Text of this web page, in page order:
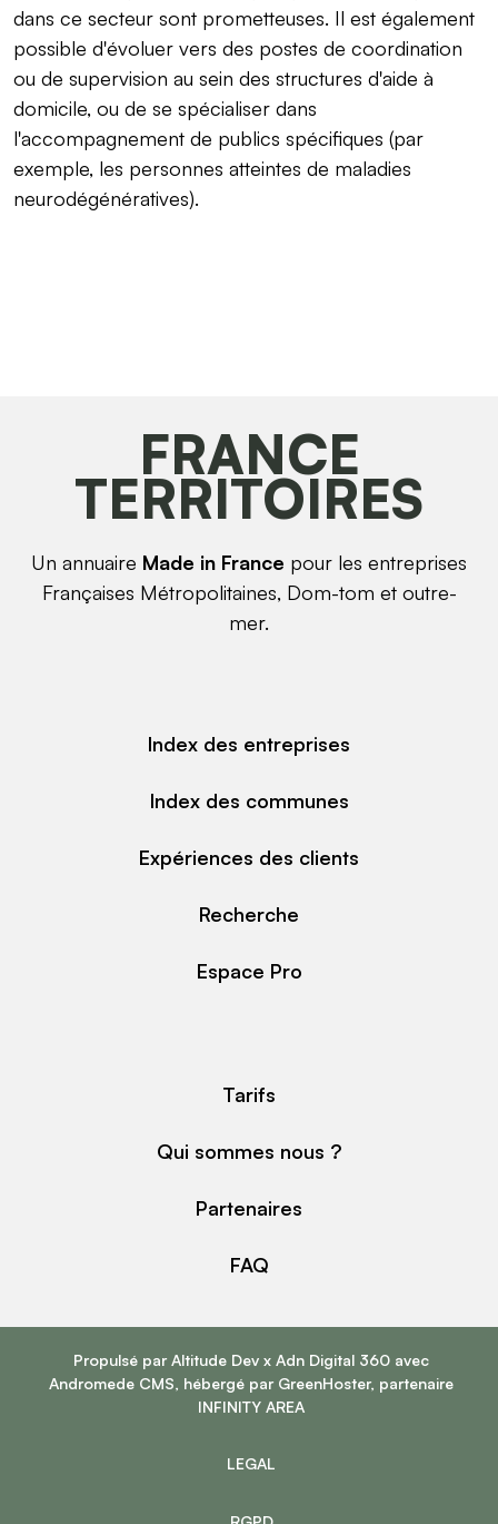
dans ce secteur sont prometteuses. Il est également
possible d'évoluer vers des postes de coordination
ou de supervision au sein des structures d'aide à
domicile, ou de se spécialiser dans
l'accompagnement de publics spécifiques (par
exemple, les personnes atteintes de maladies
neurodégénératives).
FRANCE
TERRITOIRES
Un annuaire Made in France pour les entreprises
Françaises Métropolitaines, Dom-tom et outre-
mer.
Index des entreprises
Index des communes
Expériences des clients
Recherche
Espace Pro
Tarifs
Qui sommes nous ?
Partenaires
FAQ
Propulsé par Altitude Devx Adn Digital 360avec
Andromede CMS, hébergé par GreenHoster, partenaire
INFINITY AREA
LEGAL